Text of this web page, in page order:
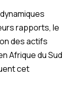
rapports, le
des actifs
Afrique du Sud
cet